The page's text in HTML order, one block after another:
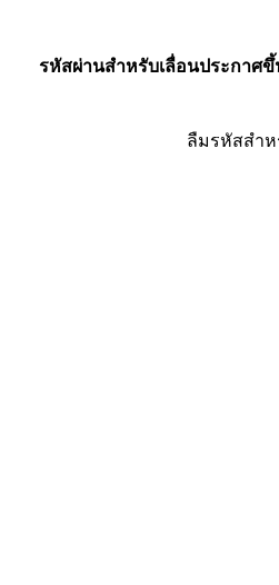
รหัสผ่านสำหรับเลื่อนประกาศขึ้
ลืมรหัสสำ